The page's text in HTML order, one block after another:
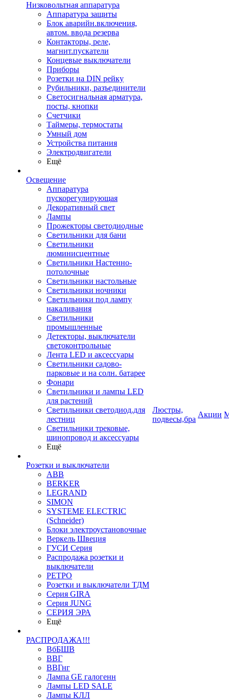
Низковольтная аппаратура
Аппаратура защиты
Блок аварийн.включения,
автом. ввода резерва
Контакторы, реле,
магнит.пускатели
Концевые выключатели
Приборы
Розетки на DIN рейку
Рубильники, разъединители
Светосигнальная арматура,
посты, кнопки
Счетчики
Таймеры, термостаты
Умный дом
Устройства питания
Электродвигатели
Ещё
Освещение
Аппаратура
пускорегулирующая
Декоративный свет
Лампы
Прожекторы светодиодные
Светильники для бани
Светильники
люминисцентные
Светильники Настенно-
потолочные
Светильники настольные
Светильники ночники
Светильники под лампу
накаливания
Светильники
промышленные
Детекторы, выключатели
светоконтрольные
Лента LED и аксессуары
Светильники садово-
парковые и на солн. батарее
Фонари
Светильники и лампы LED
для растений
Светильники светодиод.для
лестниц
Светильники трековые,
шинопровод и аксессуары
Ещё
Розетки и выключатели
ABB
BERKER
LEGRAND
SIMON
SYSTEME ELECTRIC
(Schneider)
Блоки электроустановочные
Веркель Швеция
ГУСИ Серия
Распродажа розетки и
выключатели
РЕТРО
Розетки и выключатели ТДМ
Серия GIRA
Серия JUNG
СЕРИЯ ЭРА
Ещё
РАСПРОДАЖА!!!
ВбБШВ
ВВГ
ВВГнг
Лампа GE галогенн
Лампы LED SALE
Лампы КЛЛ
Люстры,
подвесы,бра
Акции